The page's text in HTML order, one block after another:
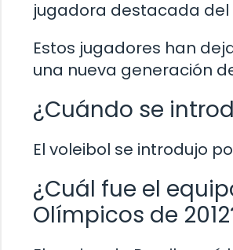
jugadora destacada del
Estos jugadores han
una nueva generación
¿Cuándo se
El voleibol se introdujo
¿Cuál fue el
Olímpicos de